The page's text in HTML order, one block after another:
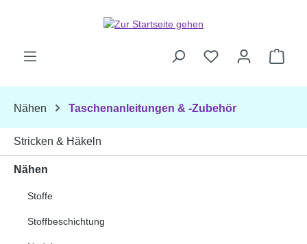
Nähen Taschenanleitungen & -Zubehör
Stricken & Häkeln
Nähen
Stoffe
Stoffbeschichtung